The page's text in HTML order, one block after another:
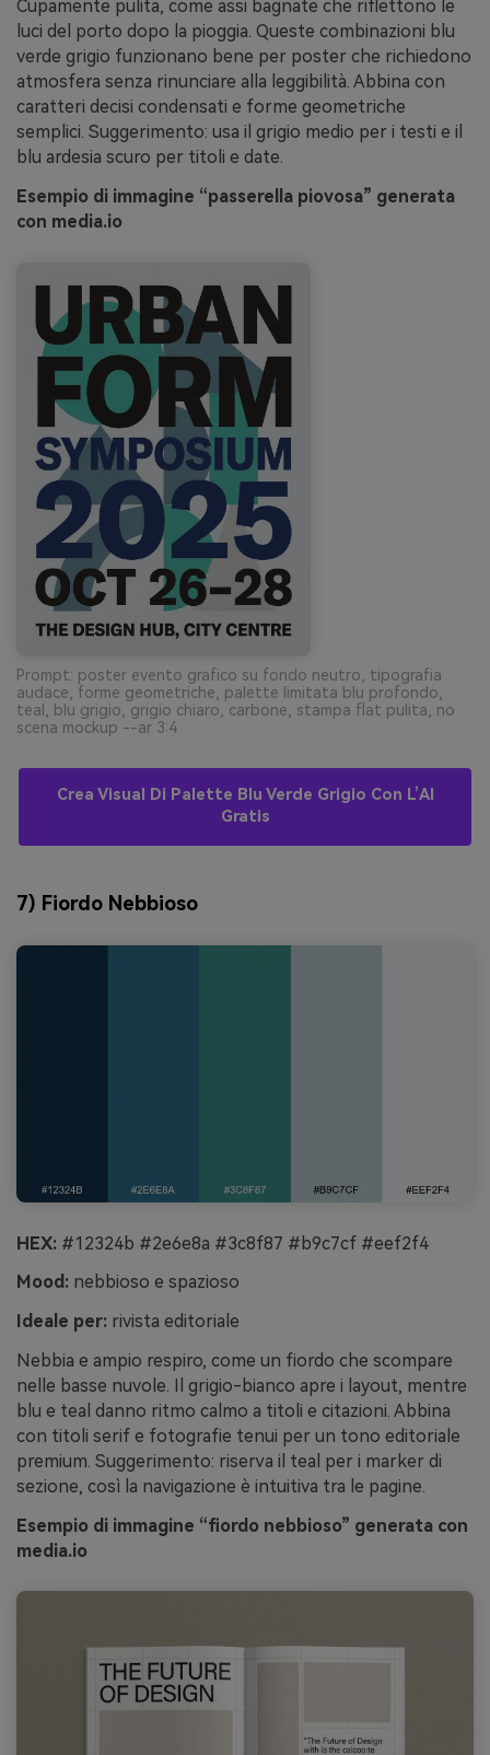
Cupamente pulita, come assi bagnate che riflettono le
luci del porto dopo la pioggia. Queste combinazioni blu
verde grigio funzionano bene per poster che richiedono
atmosfera senza rinunciare alla leggibilità. Abbina con
caratteri decisi condensati e forme geometriche
semplici. Suggerimento: usa il grigio medio per i testi e il
blu ardesia scuro per titoli e date.
Esempio di immagine “passerella piovosa” generata
con media.io
Prompt: poster evento grafico su fondo neutro, tipografia
audace, forme geometriche, palette limitata blu profondo,
teal, blu grigio, grigio chiaro, carbone, stampa flat pulita, no
scena mockup --ar 3:4
Crea Visual Di Palette Blu Verde Grigio Con L’AI
Gratis
7) Fiordo Nebbioso
HEX: #12324b #2e6e8a #3c8f87 #b9c7cf #eef2f4
Mood: nebbioso e spazioso
Ideale per: rivista editoriale
Nebbia e ampio respiro, come un fiordo che scompare
nelle basse nuvole. Il grigio-bianco apre i layout, mentre
blu e teal danno ritmo calmo a titoli e citazioni. Abbina
con titoli serif e fotografie tenui per un tono editoriale
premium. Suggerimento: riserva il teal per i marker di
sezione, così la navigazione è intuitiva tra le pagine.
Esempio di immagine “fiordo nebbioso” generata con
media.io